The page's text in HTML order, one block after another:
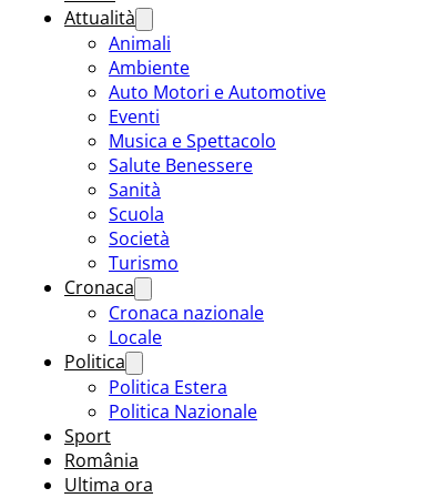
Attualità
Animali
Ambiente
Auto Motori e Automotive
Eventi
Musica e Spettacolo
Salute Benessere
Sanità
Scuola
Società
Turismo
Cronaca
Cronaca nazionale
Locale
Politica
Politica Estera
Politica Nazionale
Sport
România
Ultima ora